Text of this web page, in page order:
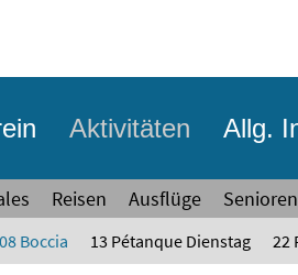
Aktivitäten Allg.
Reisen Ausflüge
08 Boccia 13 Pétanque Dienstag 22